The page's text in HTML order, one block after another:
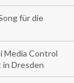
für die
Media Control
Dresden